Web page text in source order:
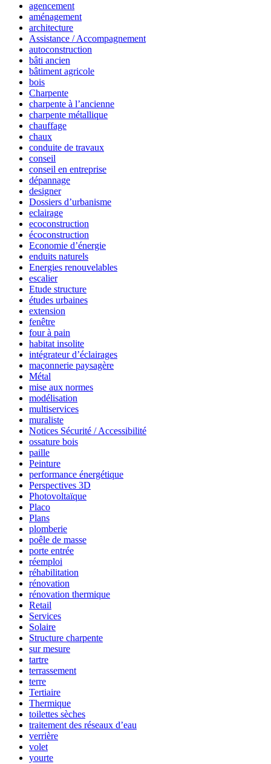
agencement
aménagement
architecture
Assistance / Accompagnement
autoconstruction
bâti ancien
bâtiment agricole
bois
Charpente
charpente à l’ancienne
charpente métallique
chauffage
chaux
conduite de travaux
conseil
conseil en entreprise
dépannage
designer
Dossiers d’urbanisme
eclairage
ecoconstruction
écoconstruction
Economie d’énergie
enduits naturels
Energies renouvelables
escalier
Etude structure
études urbaines
extension
fenêtre
four à pain
habitat insolite
intégrateur d’éclairages
maçonnerie paysagère
Métal
mise aux normes
modélisation
multiservices
muraliste
Notices Sécurité / Accessibilité
ossature bois
paille
Peinture
performance énergétique
Perspectives 3D
Photovoltaïque
Placo
Plans
plomberie
poêle de masse
porte entrée
réemploi
réhabilitation
rénovation
rénovation thermique
Retail
Services
Solaire
Structure charpente
sur mesure
tartre
terrassement
terre
Tertiaire
Thermique
toilettes sèches
traitement des réseaux d’eau
verrière
volet
yourte